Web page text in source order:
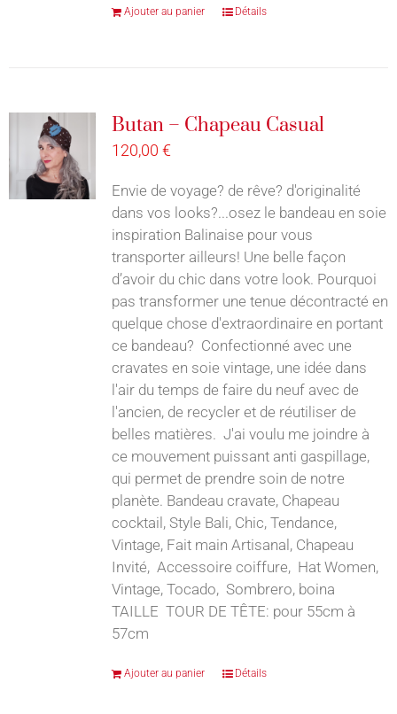
Ajouter au panier Détails
Butan – Chapeau Casual
120,00 €
Envie de voyage? de rêve? d'originalité
dans vos looks?...osez le bandeau en soie
inspiration Balinaise pour vous
transporter ailleurs! Une belle façon
d’avoir du chic dans votre look. Pourquoi
pas transformer une tenue décontracté en
quelque chose d'extraordinaire en portant
ce bandeau? Confectionné avec une
cravates en soie vintage, une idée dans
l'air du temps de faire du neuf avec de
l'ancien, de recycler et de réutiliser de
belles matières. J'ai voulu me joindre à
ce mouvement puissant anti gaspillage,
qui permet de prendre soin de notre
planète. Bandeau cravate, Chapeau
cocktail, Style Bali, Chic, Tendance,
Vintage, Fait main Artisanal, Chapeau
Invité, Accessoire coiffure, Hat Women,
Vintage, Tocado, Sombrero, boina
TAILLE TOUR DE TÊTE: pour 55cm à
57cm
Ajouter au panier Détails